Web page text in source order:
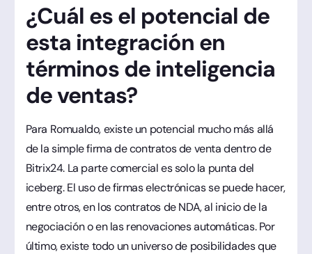
¿Cuál es el potencial de
esta integración en
términos de inteligencia
de ventas?
Para Romualdo, existe un potencial mucho más allá
de la simple firma de contratos de venta dentro de
Bitrix24. La parte comercial es solo la punta del
iceberg. El uso de firmas electrónicas se puede hacer,
entre otros, en los contratos de NDA, al inicio de la
negociación o en las renovaciones automáticas. Por
último, existe todo un universo de posibilidades que